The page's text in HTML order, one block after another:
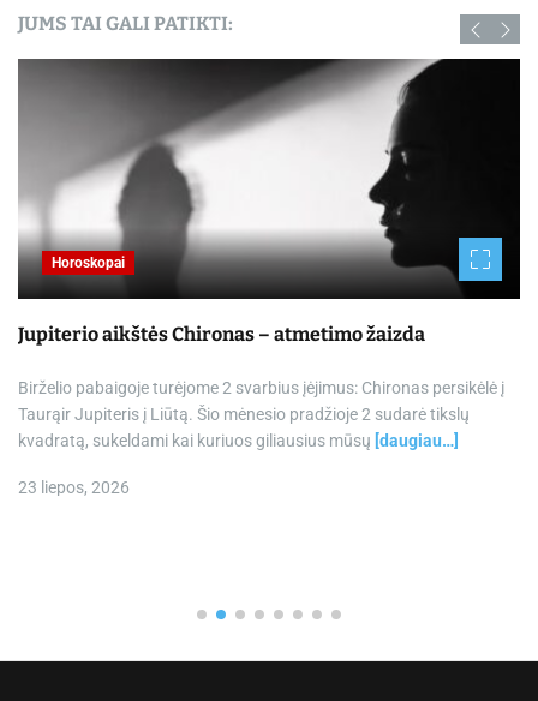
JUMS TAI GALI PATIKTI:
Horoskopai
Jupiterio aikštės Chironas – atmetimo žaizda
Birželio pabaigoje turėjome 2 svarbius įėjimus: Chironas persikėlė į
Taurąir Jupiteris į Liūtą. Šio mėnesio pradžioje 2 sudarė tikslų
kvadratą, sukeldami kai kuriuos giliausius mūsų [daugiau…]
23 liepos, 2026